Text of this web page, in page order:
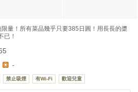
限量！所有菜品幾乎只要385日圓！用長長的槳
已！
-
禁止吸煙 有Wi-Fi 歡迎兒童